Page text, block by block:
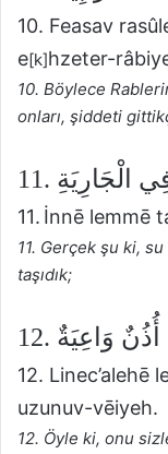
10. Feasav
e[k]hzeter-
10. Böylece
onları, şiddeti
فِي الْجَارِيَةِ
11. İnnē lemmē
11. Gerçek şu ki,
taşıdık;
أُذُنٌ وَاعِيَةٌ
12.
uzunuv-vēiyeh.
12. Öyle ki, onu